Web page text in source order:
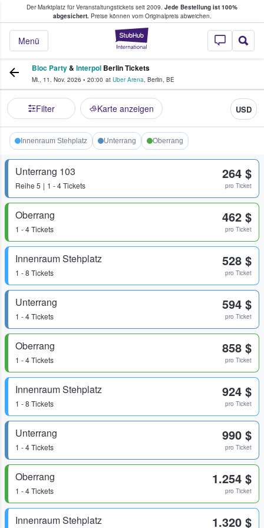
Der Marktplatz für Veranstaltungstickets seit 2009. Jede Bestellung ist 100%
abgesichert.Preise können vom Originalpreis abweichen.
StubHub - Wo
Menü
Tickets kaufen & verkaufen
Bloc Party& Interpol Berlin Tickets
Mi., 11. Nov. 2026 • 20:00 at Uber Arena, Berlin, BE
Filter Karte anzeigen USD
Innenraum Stehplatz Unterrang Oberrang
Unterrang 103
Reihe 5 1 - 4 Tickets
264 $
pro Ticket
Oberrang
1 - 4 Tickets
462 $
pro Ticket
Innenraum Stehplatz
1 - 8 Tickets
528 $
pro Ticket
Unterrang
1 - 4 Tickets
594 $
pro Ticket
Oberrang
1 - 4 Tickets
858 $
pro Ticket
Innenraum Stehplatz
1 - 8 Tickets
924 $
pro Ticket
Unterrang
1 - 4 Tickets
990 $
pro Ticket
Oberrang
1 - 4 Tickets
1.254 $
pro Ticket
Innenraum Stehplatz 1.320 $